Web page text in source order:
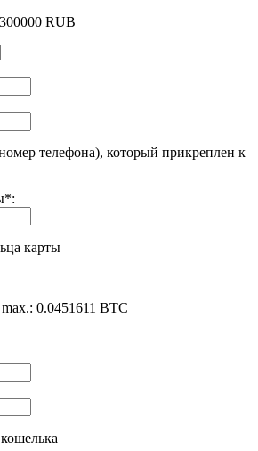
RUB
телефона), который прикреплен к
*:
карты
max.: 0.0451611 BTC